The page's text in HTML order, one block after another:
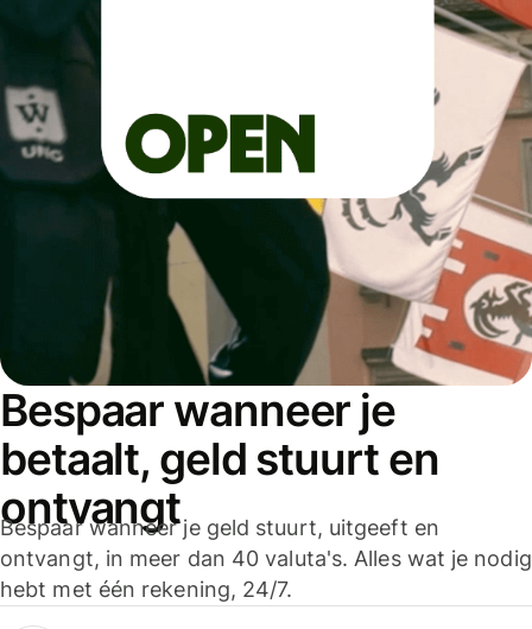
Bespaar wanneer je
betaalt, geld stuurt en
ontvangt
Bespaar wanneer je geld stuurt, uitgeeft en
ontvangt, in meer dan 40 valuta's. Alles wat je nodig
hebt met één rekening, 24/7.